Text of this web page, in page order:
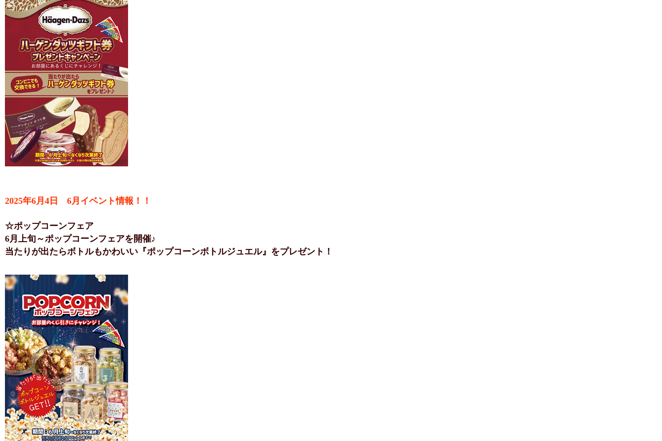
2025年6月4日 6月イベント情報！！
☆ポップコーンフェア
6月上旬～ポップコーンフェアを開催♪
当たりが出たらボトルもかわいい『ポップコーンボトルジュエル』をプレゼント！